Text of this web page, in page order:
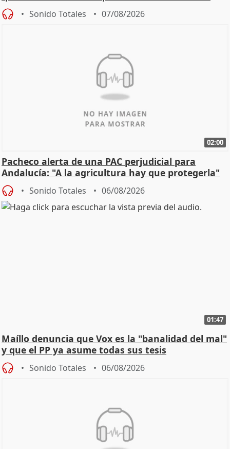
Sonido Totales 07/08/2026
02:00
Pacheco alerta de una PAC perjudicial para
Andalucía: "A la agricultura hay que protegerla"
Sonido Totales 06/08/2026
01:47
Maíllo denuncia que Vox es la "banalidad del mal"
y que el PP ya asume todas sus tesis
Sonido Totales 06/08/2026